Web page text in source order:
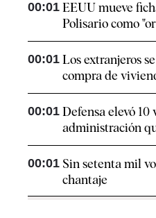
00:01 EEUU mueve
Polisario como
00:01 Los extranjeros
compra de
00:01 Defensa elevó 10
administración
00:01 Sin setenta mil
chantaje